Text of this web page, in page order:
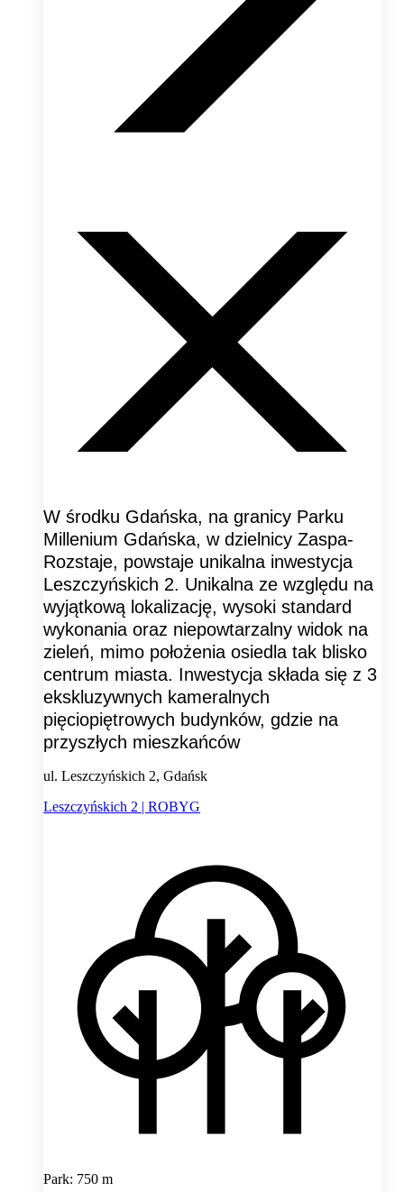
W środku Gdańska, na granicy Parku
Millenium Gdańska, w dzielnicy Zaspa-
Rozstaje, powstaje unikalna inwestycja
Leszczyńskich 2. Unikalna ze względu na
wyjątkową lokalizację, wysoki standard
wykonania oraz niepowtarzalny widok na
zieleń, mimo położenia osiedla tak blisko
centrum miasta. Inwestycja składa się z 3
ekskluzywnych kameralnych
pięciopiętrowych budynków, gdzie na
przyszłych mieszkańców
ul. Leszczyńskich 2, Gdańsk
Leszczyńskich 2 | ROBYG
Park: 750 m